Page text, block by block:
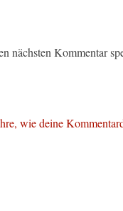
nächsten Kommentar
wie deine